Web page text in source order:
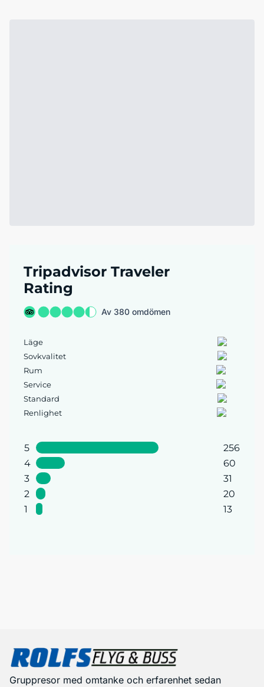
Tripadvisor Traveler
Rating
Av 380 omdömen
Läge
Sovkvalitet
Rum
Service
Standard
Renlighet
5
256
4
60
3
31
2
20
1
13
Gruppresor med omtanke och erfarenhet sedan